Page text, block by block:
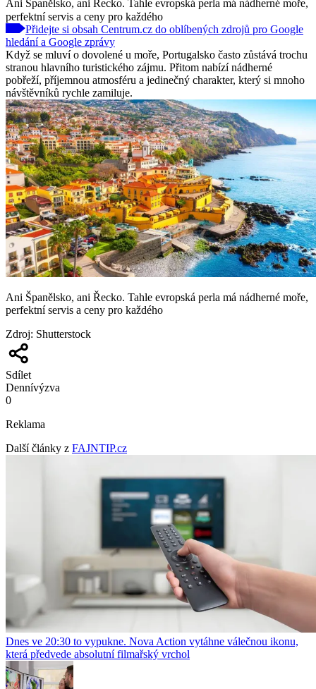
Ani Španělsko, ani Řecko. Tahle evropská perla má nádherné moře,
perfektní servis a ceny pro každého
Přidejte si obsah Centrum.cz do oblíbených zdrojů pro Google
hledání a Google zprávy
Když se mluví o dovolené u moře, Portugalsko často zůstává trochu
stranou hlavního turistického zájmu. Přitom nabízí nádherné
pobřeží, příjemnou atmosféru a jedinečný charakter, který si mnoho
návštěvníků rychle zamiluje.
Ani Španělsko, ani Řecko. Tahle evropská perla má nádherné moře,
perfektní servis a ceny pro každého
Zdroj: Shutterstock
Sdílet
Dennívýzva
0
Reklama
Další články z FAJNTIP.cz
Dnes ve 20:30 to vypukne. Nova Action vytáhne válečnou ikonu,
která předvede absolutní filmařský vrchol